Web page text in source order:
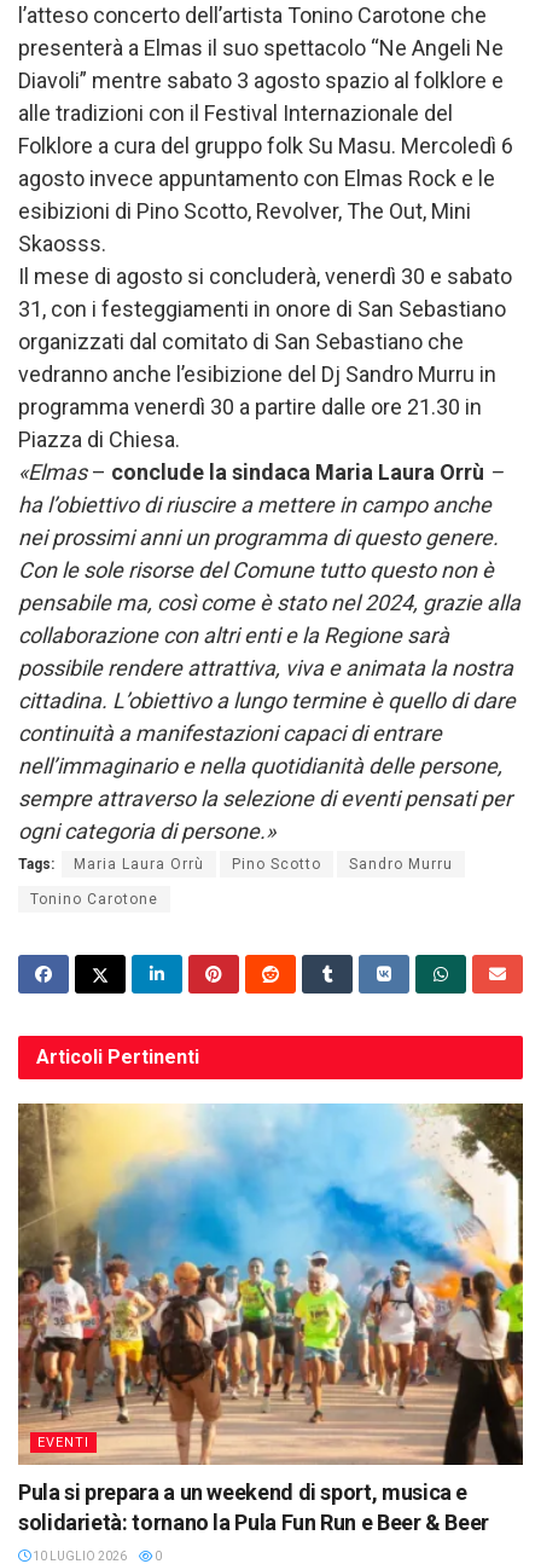
l’atteso concerto dell’artista Tonino Carotone che
presenterà a Elmas il suo spettacolo “Ne Angeli Ne
Diavoli” mentre sabato 3 agosto spazio al folklore e
alle tradizioni con il Festival Internazionale del
Folklore a cura del gruppo folk Su Masu. Mercoledì 6
agosto invece appuntamento con Elmas Rock e le
esibizioni di Pino Scotto, Revolver, The Out, Mini
Skaosss.
Il mese di agosto si concluderà, venerdì 30 e sabato
31, con i festeggiamenti in onore di San Sebastiano
organizzati dal comitato di San Sebastiano che
vedranno anche l’esibizione del Dj Sandro Murru in
programma venerdì 30 a partire dalle ore 21.30 in
Piazza di Chiesa.
«Elmas– conclude la sindaca Maria Laura Orrù –
ha l’obiettivo di riuscire a mettere in campo anche
nei prossimi anni un programma di questo genere.
Con le sole risorse del Comune tutto questo non è
pensabile ma, così come è stato nel 2024, grazie alla
collaborazione con altri enti e la Regione sarà
possibile rendere attrattiva, viva e animata la nostra
cittadina. L’obiettivo a lungo termine è quello di dare
continuità a manifestazioni capaci di entrare
nell’immaginario e nella quotidianità delle persone,
sempre attraverso la selezione di eventi pensati per
ogni categoria di persone.»
Tags: Maria Laura Orrù Pino Scotto Sandro Murru
Tonino Carotone
Articoli Pertinenti
EVENTI
Pula si prepara a un weekend di sport, musica e
solidarietà: tornano la Pula Fun Run e Beer & Beer
10 LUGLIO 2026 0